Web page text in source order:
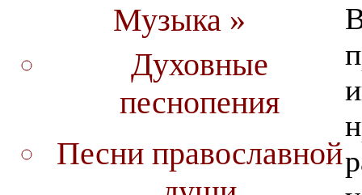
Музыка »
Духовные
песнопения
Песни православной